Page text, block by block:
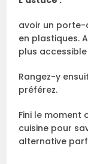
avoir un porte-
en plastiques.
plus
Rangez-y
préférez.
Fini le moment
cuisine pour
alternative